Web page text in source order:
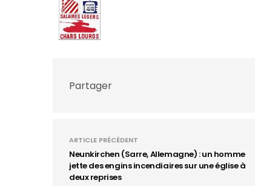
Partager
ARTICLE PRÉCÉDENT
Neunkirchen (Sarre, Allemagne) : un homme
jette des engins incendiaires sur une église à
deux reprises